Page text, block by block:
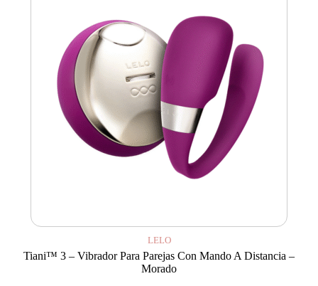
LELO
Tiani™ 3 – Vibrador Para Parejas Con Mando A Distancia –
Morado